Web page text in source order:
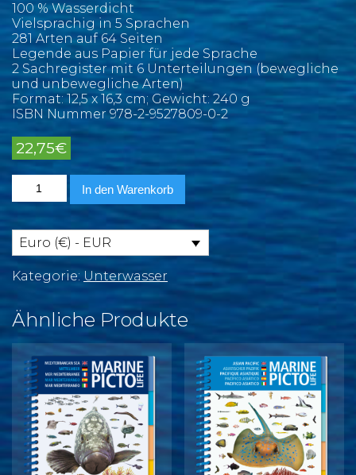
100 % Wasserdicht
Vielsprachig in 5 Sprachen
281 Arten auf 64 Seiten
Legende aus Papier für jede Sprache
2 Sachregister mit 6 Unterteilungen (bewegliche
und unbewegliche Arten)
Format: 12,5 x 16,3 cm; Gewicht: 240 g
ISBN Nummer 978-2-9527809-0-2
22,75€
Karibischen
Marine
Pictolife
Menge
In den Warenkorb
Euro (€) - EUR
Kategorie: Unterwasser
Ähnliche Produkte